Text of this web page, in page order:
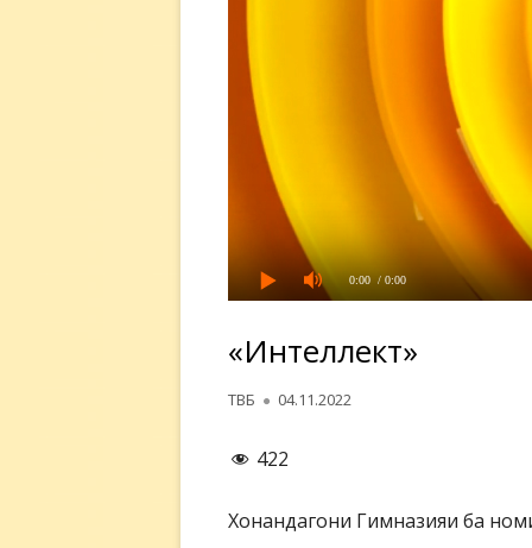
0:00 / 0:00
«Интеллект»
Автор
ТВБ Опубликовано
04.11.2022
422
Хонандагони Гимназияи ба